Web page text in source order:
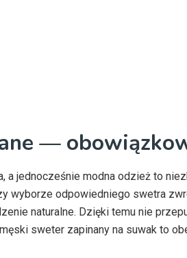
—
a jednocześnie modna odzież to
wyborze odpowiedniego swetra
naturalne. Dzięki temu nie
sweter zapinany na suwak to